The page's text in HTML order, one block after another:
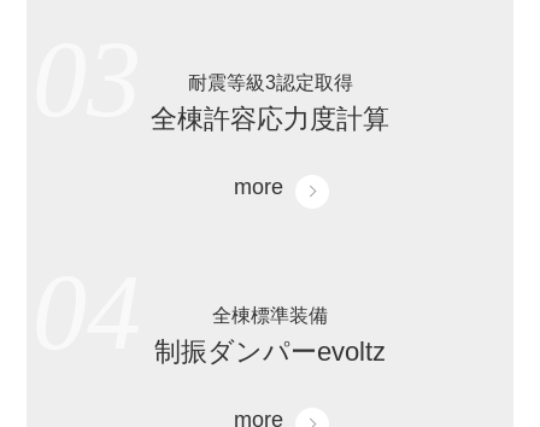
耐震等級3認定取得
全棟許容応力度計算
more
全棟標準装備
制振ダンパーevoltz
more